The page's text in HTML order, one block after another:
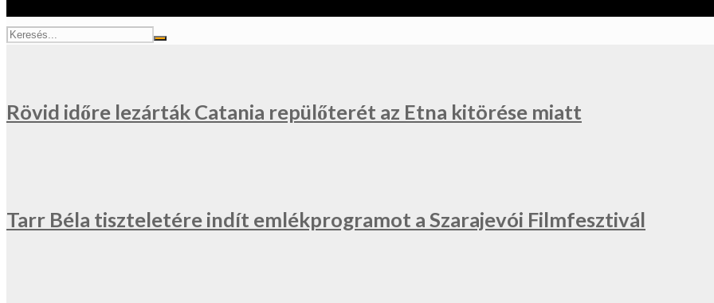
Rövid időre lezárták Catania repülőterét az Etna kitörése miatt
Tarr Béla tiszteletére indít emlékprogramot a Szarajevói Filmfesztivál